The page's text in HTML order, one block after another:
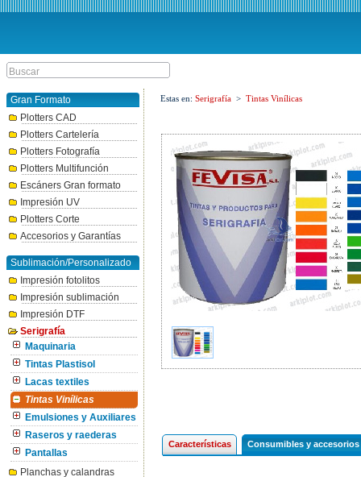
Gran Formato
Plotters CAD
Plotters Cartelería
Plotters Fotografía
Plotters Multifunción
Escáners Gran formato
Impresión UV
Plotters Corte
Accesorios y Garantías
Sublimación/Personalizado
Impresión fotolitos
Impresión sublimación
Impresión DTF
Serigrafía
Maquinaria
Tintas Plastisol
Lacas textiles
Tintas Vinílicas
Emulsiones y Auxiliares
Raseros y raederas
Pantallas
Planchas y calandras
Estas en: Serigrafía > Tintas Vinílicas
Características Consumibles y accesorios